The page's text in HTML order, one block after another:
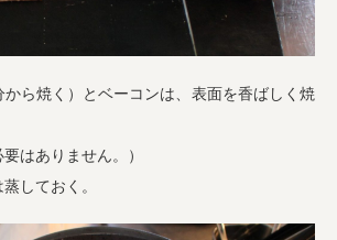
ら焼く）とベーコンは、表面を香ばしく焼
はありません。）
しておく。